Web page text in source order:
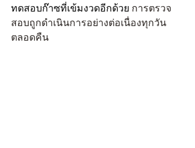
ทดสอบก๊าซที่เข้มงวดอีกด้วย การตรวจ
สอบถูกดำเนินการอย่างต่อเนื่องทุกวัน
ตลอดคืน